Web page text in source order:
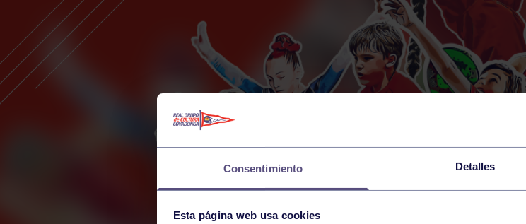
Consentimiento Detalles
Esta página web usa cookies